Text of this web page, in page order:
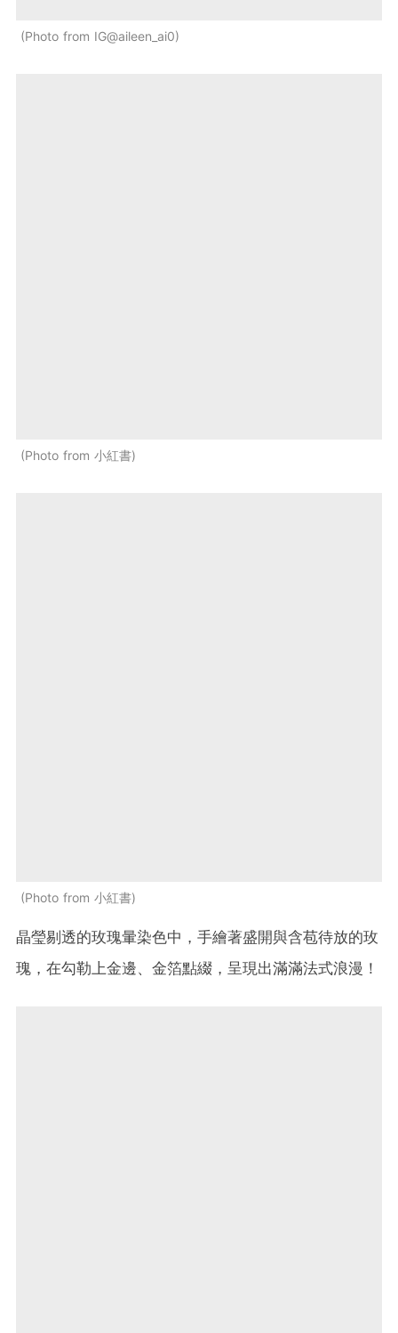
Photo from IG@aileen_ai0
Photo from 小紅書
Photo from 小紅書
晶瑩剔透的玫瑰暈染色中，手繪著盛開與含苞待放的玫
瑰，在勾勒上金邊、金箔點綴，呈現出滿滿法式浪漫！